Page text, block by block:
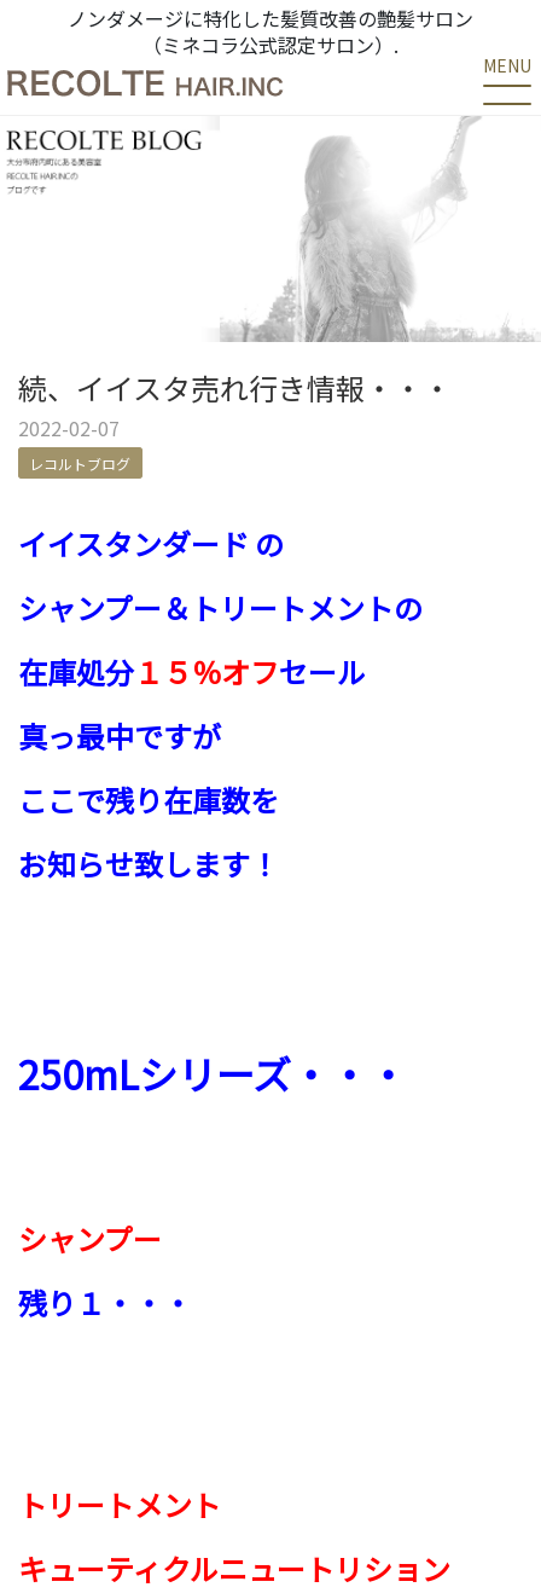
ノンダメージに特化した髪質改善の艶髪サロン
（ミネコラ公式認定サロン）.
MENU
続、イイスタ売れ行き情報・・・
2022-02-07
レコルトブログ
イイスタンダード の
シャンプー＆トリートメントの
在庫処分１５％オフセール
真っ最中ですが
ここで残り在庫数を
お知らせ致します！
250mLシリーズ・・・
シャンプー
残り１・・・
トリートメント
キューティクルニュートリション